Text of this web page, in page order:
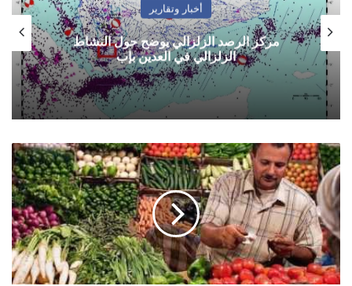
أخبار وتقارير
مركز الرصد الزلزالي يوضح حول النشاط
الزلزالي في العدين بإب
أسعار
الخضروات
في
صنعاء
وعدن
السبت
09
يناير/
كانون